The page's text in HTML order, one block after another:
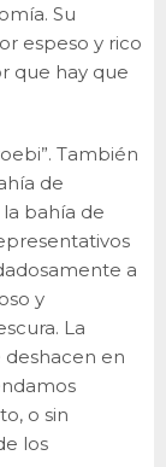
Su
espeso y rico
que hay que
También
de
bahía de
a
y
La
deshacen en
o sin
los